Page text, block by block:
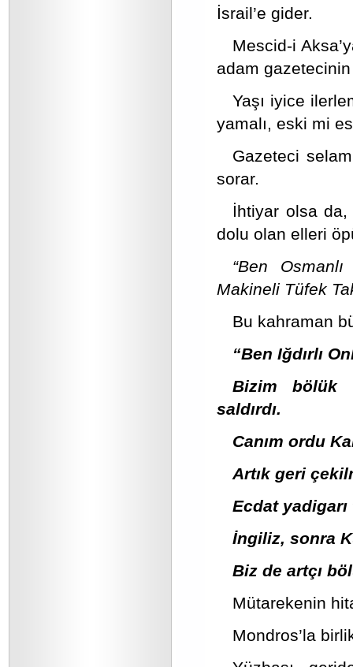
İsrail’e gider.
Mescid-i
adam
Yaşı iyice
yamalı, eski mi
Gazeteci
sorar.
İhtiyar olsa
dolu olan elleri
“Ben
Makineli Tüfek
Bu kahraman
“Ben Iğdırlı
Bizim bölük
saldırdı.
Canım ordu
Artık geri
Ecdat
İngiliz, sonra
Biz de artçı
Mütarekenin
Mondros’la